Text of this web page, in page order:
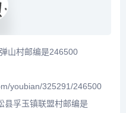
山村邮编是246500
youbian/325291/246500
县孚玉镇联盟村邮编是